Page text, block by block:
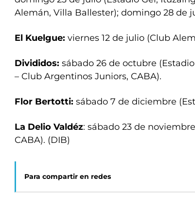
Alemán, Villa Ballester); domingo 28 de
El Kuelgue: viernes 12 de julio (Club
Divididos: sábado 26 de octubre
– Club Argentinos Juniors, CABA).
Flor Bertotti: sábado 7 de diciembre
La Delio Valdéz: sábado 23 de
CABA). (DIB)
Para compartir en redes